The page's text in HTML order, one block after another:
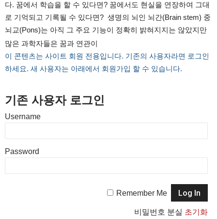
다. 꿈에서 학습을 할 수 있다면? 꿈에서도 현실을 연장하여 그대
로 기억되고 기록될 수 있다면? 생명의 뇌인 뇌간(Brain stem) 중
뇌교(Pons)는 아직 그 주요 기능이 정확히 밝혀지지는 않았지만
많은 과학자들은 꿈과 연관이
이 콘텐츠는 사이트 회원 전용입니다. 기존의 사용자라면 로그인
하세요. 새 사용자는 아래에서 회원가입 할 수 있습니다.
기존 사용자 로그인
Username
Password
Remember Me
비밀번호 분실 초기화